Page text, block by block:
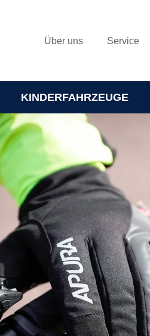
Über uns Service
KINDERFAHRZEUGE